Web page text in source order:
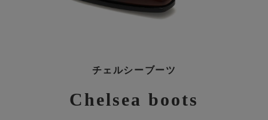
チェルシーブーツ
Chelsea boots